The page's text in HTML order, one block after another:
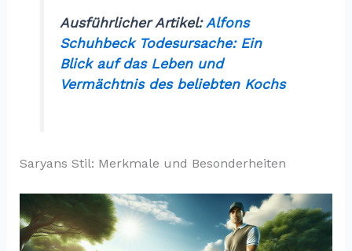
Ausführlicher Artikel:Alfons
Schuhbeck Todesursache: Ein
Blick auf das Leben und
Vermächtnis des beliebten Kochs
Saryans Stil: Merkmale und Besonderheiten